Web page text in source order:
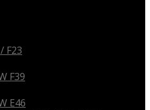
F23
F39
E46